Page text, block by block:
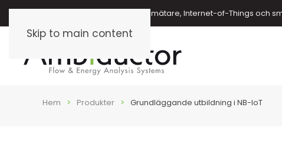
Skip to main content
Energimätare, vattenmätare, oljemätare, Internet-of-Things och
Hem Produkter Grundläggande utbildning i NB-IoT